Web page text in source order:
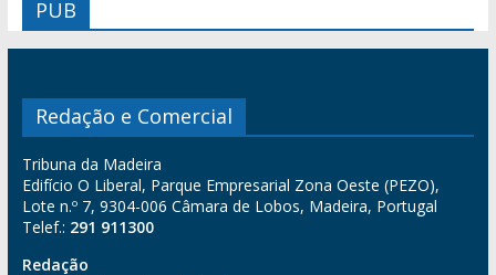
PUB
Redação e Comercial
Tribuna da Madeira
Edifício O Liberal, Parque Empresarial Zona Oeste (PEZO),
Lote n.º 7, 9304-006 Câmara de Lobos, Madeira, Portugal
Telef.: 291 911300
Redação